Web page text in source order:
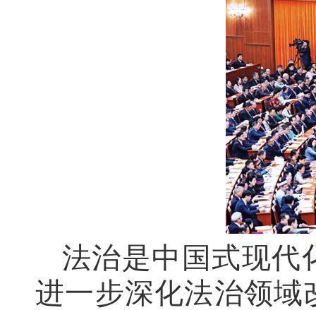
黄石市人民代表大会常务委员会公告
关于征集立法工作规划（2027年—2031
关于征求《黄石市停车场建设管理条例
公开征集“扩大内需大力提振消费”社会
黄石市人民代表大会常务委员会公告
黄石市人民代表大会常务委员会公告
法治是中国式现代
进一步深化法治领域